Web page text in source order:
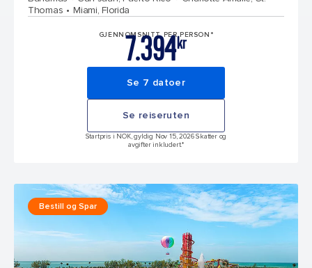
Thomas
Miami, Florida
GJENNOMSNITT PER PERSON*
kr
7.394
Se 7 datoer
Se reiseruten
Startpris i NOK, gyldig Nov 15, 2026 Skatter og
avgifter inkludert.*
Bestill og Spar